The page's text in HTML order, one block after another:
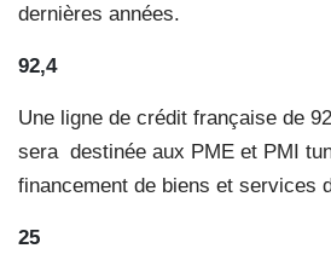
dernières années.
92,4
Une ligne de crédit française de
sera destinée aux PME et PMI
financement de biens et services
25